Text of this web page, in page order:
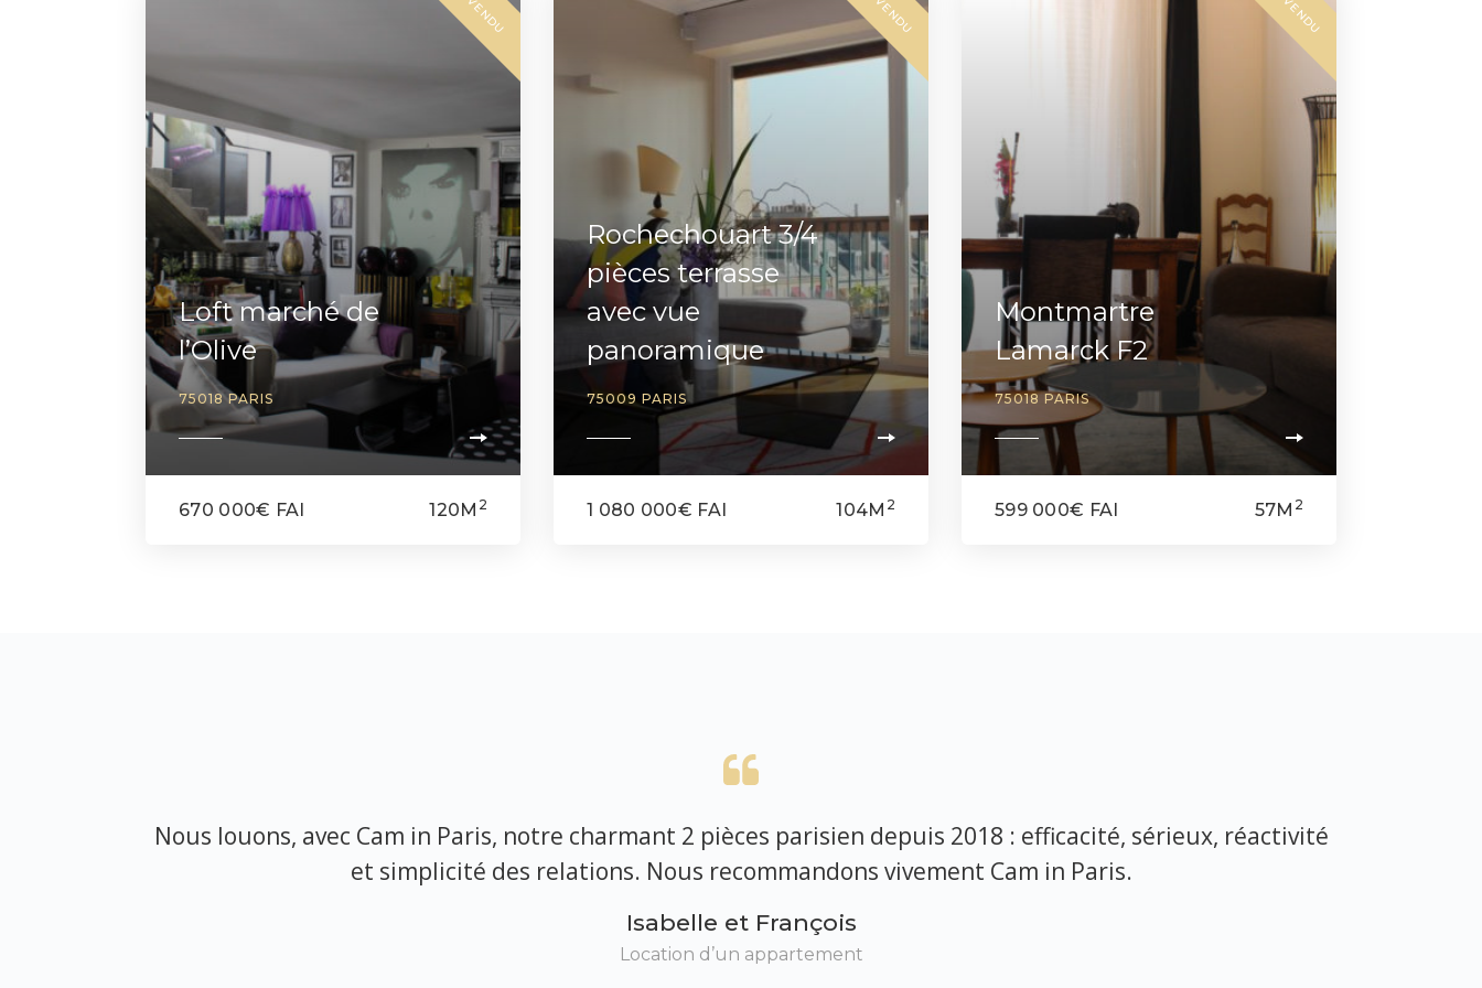
VENDU
Loft marché de
l’Olive
75018 PARIS
670 000€ FAI 120M 2
VENDU
Rochechouart 3/4
pièces terrasse
avec vue
panoramique
75009 PARIS
1 080 000€ FAI 104M 2
VENDU
Montmartre
Lamarck F2
75018 PARIS
599 000€ FAI 57M 2
Nous louons, avec Cam in Paris, notre charmant 2 pièces parisien depuis 2018 : efficacité, sérieux, réactivité
et simplicité des relations. Nous recommandons vivement Cam in Paris.
Isabelle et François
Location d’un appartement